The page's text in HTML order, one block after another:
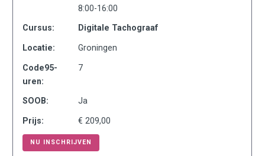
8:00-16:00
Cursus: Digitale Tachograaf
Locatie: Groningen
Code95-
uren:
7
SOOB: Ja
Prijs: € 209,00
NU INSCHRIJVEN